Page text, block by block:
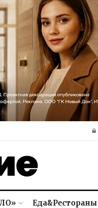
Еда&Рестораны